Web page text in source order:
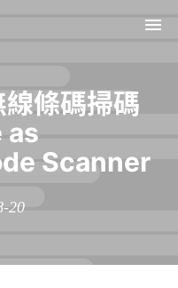
條碼掃碼
as
Scanner
20